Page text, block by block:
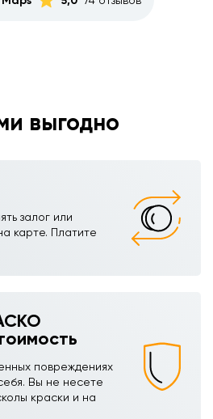
выгодно
залог или
карте. Платите
повреждениях
Вы не несете
краски и на